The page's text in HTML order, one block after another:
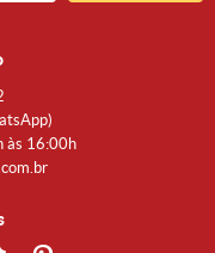
às 16:00h